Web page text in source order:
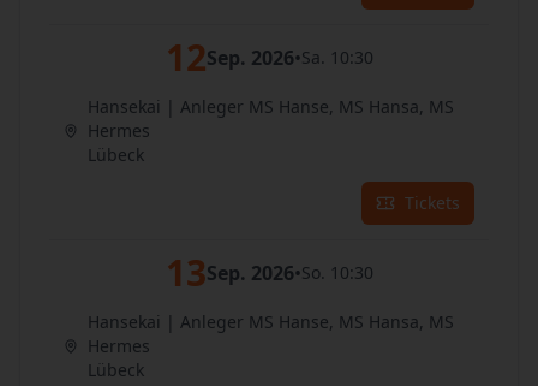
12Sep. 2026•Sa. 10:30
Hansekai | Anleger MS Hanse, MS Hansa, MS
Hermes
Lübeck
Tickets
13Sep. 2026•So. 10:30
Hansekai | Anleger MS Hanse, MS Hansa, MS
Hermes
Lübeck